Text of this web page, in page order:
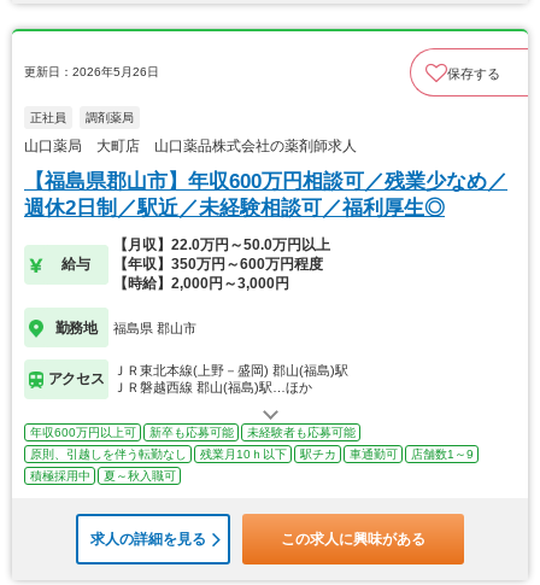
更新日：2026年5月26日 保存する
正社員 調剤薬局
山口薬局 大町店 山口薬品株式会社の薬剤師求人
【福島県郡山市】年収600万円相談可／残業少なめ／
週休2日制／駅近／未経験相談可／福利厚生◎
給与
【月収】22.0万円～50.0万円以上
【年収】350万円～600万円程度
【時給】2,000円～3,000円
勤務地 福島県 郡山市
アクセス
ＪＲ東北本線(上野－盛岡) 郡山(福島)駅
ＪＲ磐越西線 郡山(福島)駅…ほか
年収600万円以上可 新卒も応募可能
未経験者も応募可能
原則、引越しを伴う転勤なし
残業月10ｈ以下 駅チカ 車通勤可
店舗数1～9
積極採用中
夏～秋入職可
求人の詳細を見る この求人に興味がある